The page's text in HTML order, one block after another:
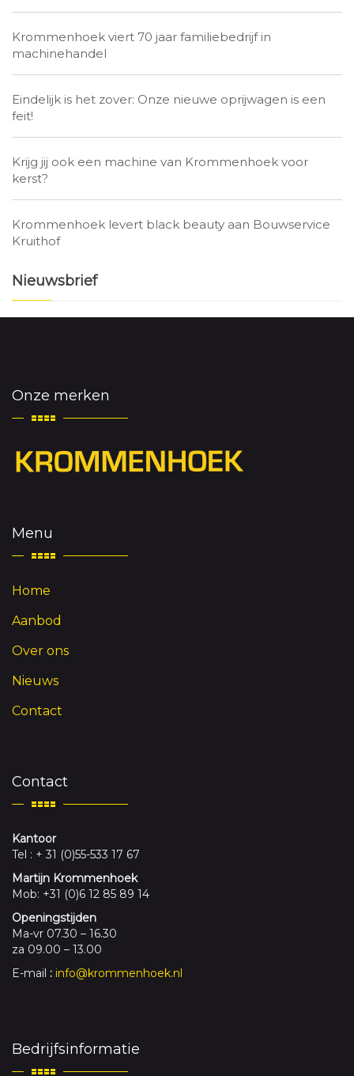
Krommenhoek viert 70 jaar familiebedrijf in
machinehandel
Eindelijk is het zover: Onze nieuwe oprijwagen is een
feit!
Krijg jij ook een machine van Krommenhoek voor
kerst?
Krommenhoek levert black beauty aan Bouwservice
Kruithof
Nieuwsbrief
Onze merken
Menu
Home
Aanbod
Over ons
Nieuws
Contact
Contact
Kantoor
Tel : + 31 (0)55-533 17 67
Martijn Krommenhoek
Mob: +31 (0)6 12 85 89 14
Openingstijden
Ma-vr 07.30 – 16.30
za 09.00 – 13.00
E-mail : info@krommenhoek.nl
Bedrijfsinformatie